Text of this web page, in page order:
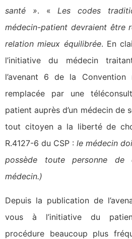
santé ». «Les codes
médecin-patient devraient être
relation mieux équilibrée. En
l’initiative du médecin
l’avenant 6 de la Convention
remplacée par une
patient auprès d’un médecin de
tout citoyen a la liberté de
R.4127-6 du CSP : le médecin
possède toute personne de
médecin.)
Depuis la publication de
vous à l’initiative du
procédure beaucoup plus